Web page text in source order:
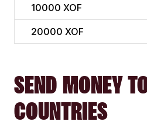
10000 XOF
20000 XOF
SEND MONEY
COUNTRIES